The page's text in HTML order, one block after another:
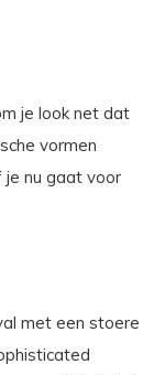
je look net dat
vormen
je nu gaat voor
met een stoere